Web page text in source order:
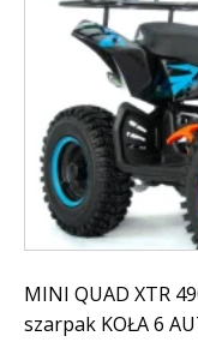
MINI QUAD XTR
szarpak KOŁA 6